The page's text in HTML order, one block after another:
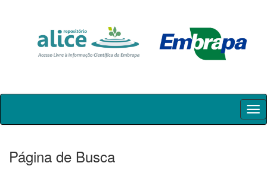
Skip
Página de Busca